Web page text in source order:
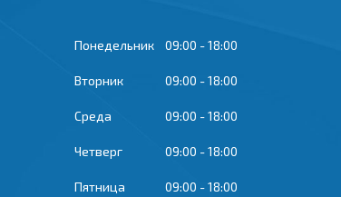
Понедельник 09:00 18:00
Вторник 09:00 18:00
Среда 09:00 18:00
Четверг 09:00 18:00
Пятница 09:00 18:00